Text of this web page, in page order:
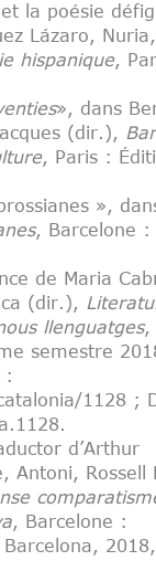
la poésie
Lázaro,
hispanique,
», dans
(dir.),
, Paris :
»,
, Barcelone :
de Maria
(dir.),
llenguatges,
semestre
:
1128 ;
.
d’Arthur
Antoni, Rossell
, Barcelone :
Barcelona,